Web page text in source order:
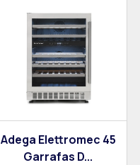
Adega Elettromec 45
Garrafas D...